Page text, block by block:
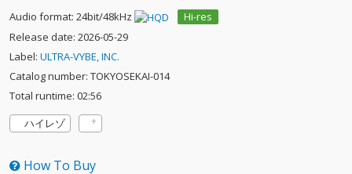
Audio format: 24bit/48kHz
Hi-res
Release date: 2026-05-29
Label: ULTRA-VYBE, INC.
Catalog number: TOKYOSEKAI-014
Total runtime: 02:56
ハイレゾ
How To Buy